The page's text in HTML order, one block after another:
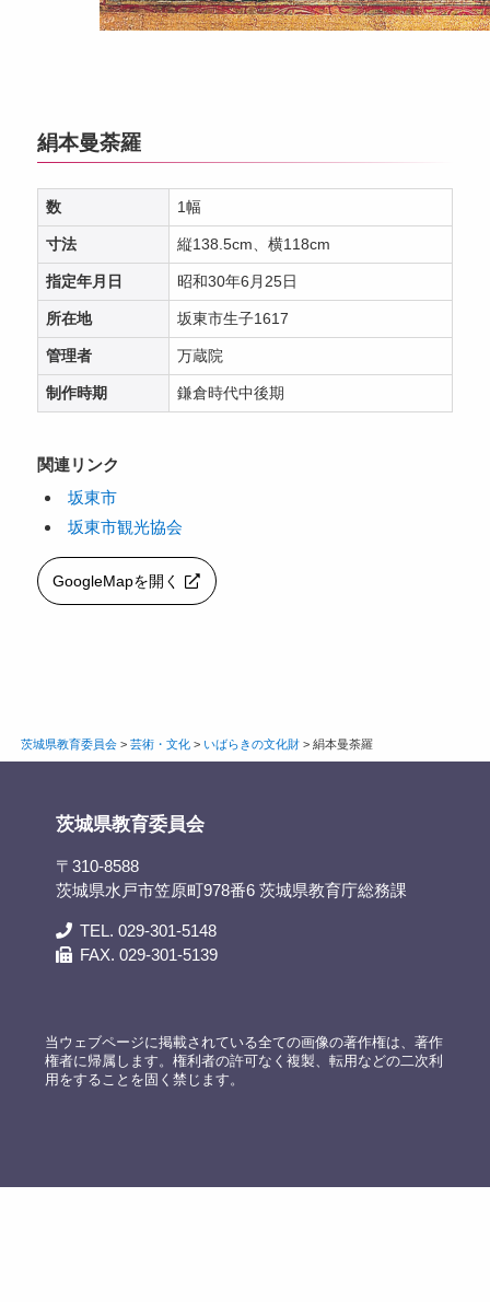
絹本曼荼羅
数 1幅
寸法 縦138.5cm、横118cm
指定年月日 昭和30年6月25日
所在地 坂東市生子1617
管理者 万蔵院
制作時期 鎌倉時代中後期
関連リンク
坂東市
坂東市観光協会
GoogleMapを開く
茨城県教育委員会> 芸術・文化> いばらきの文化財> 絹本曼荼羅
茨城県教育委員会
〒310-8588
茨城県水戸市笠原町978番6 茨城県教育庁総務課
TEL. 029-301-5148
FAX. 029-301-5139
当ウェブページに掲載されている全ての画像の著作権は、著作
権者に帰属します。権利者の許可なく複製、転用などの二次利
用をすることを固く禁じます。